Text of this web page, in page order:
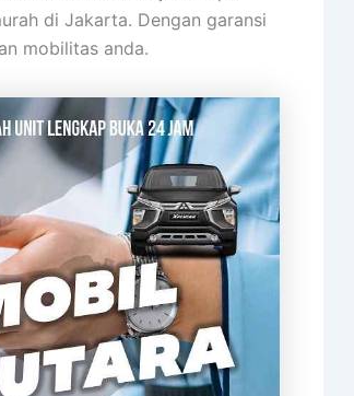
di Jakarta. Dengan garansi
mobilitas anda.